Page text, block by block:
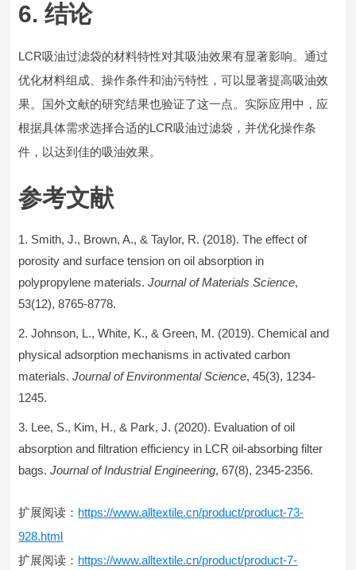
6. 结论
LCR吸油过滤袋的材料特性对其吸油效果有显著影响。通过
优化材料组成、操作条件和油污特性，可以显著提高吸油效
果。国外文献的研究结果也验证了这一点。实际应用中，应
根据具体需求选择合适的LCR吸油过滤袋，并优化操作条
件，以达到佳的吸油效果。
参考文献
Smith, J., Brown, A., & Taylor, R. (2018). The effect of
porosity and surface tension on oil absorption in
polypropylene materials.Journal of Materials Science,
53(12), 8765-8778.
Johnson, L., White, K., & Green, M. (2019). Chemical and
physical adsorption mechanisms in activated carbon
materials.Journal of Environmental Science, 45(3), 1234-
1245.
Lee, S., Kim, H., & Park, J. (2020). Evaluation of oil
absorption and filtration efficiency in LCR oil-absorbing filter
bags.Journal of Industrial Engineering, 67(8), 2345-2356.
扩展阅读： https://www.alltextile.cn/product/product-73-
928.html
扩展阅读： https://www.alltextile.cn/product/product-7-